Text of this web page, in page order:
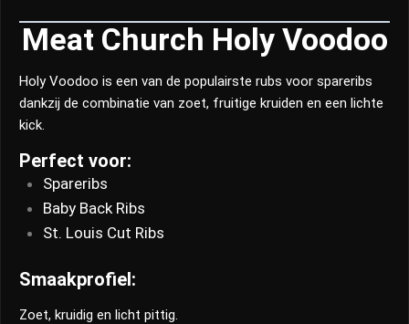
Meat Church Holy Voodoo
Holy Voodoo is een van de populairste rubs voor spareribs
dankzij de combinatie van zoet, fruitige kruiden en een lichte
kick.
Perfect voor:
Spareribs
Baby Back Ribs
St. Louis Cut Ribs
Smaakprofiel:
Zoet, kruidig en licht pittig.